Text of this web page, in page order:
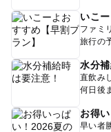
いこ
ファミ
旅行の
水分
直飲み
何日後
お得
早い者